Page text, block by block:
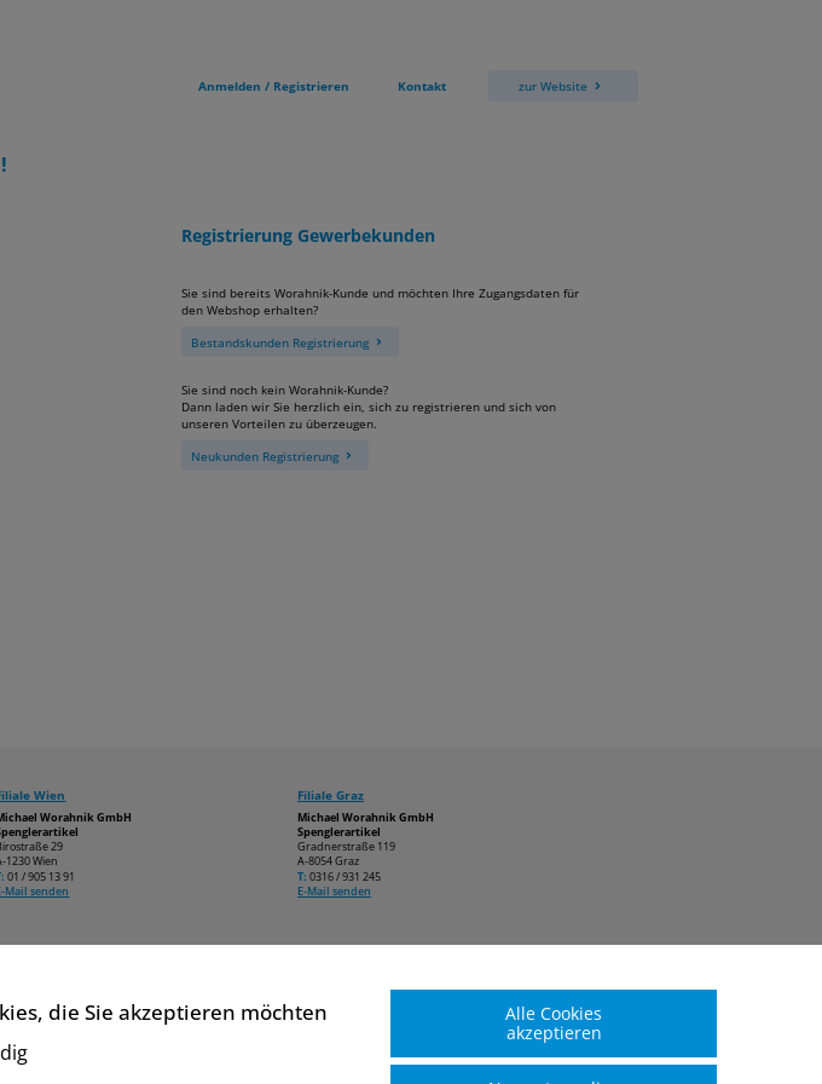
Anmelden / Registrieren Kontakt zur Website
Registrierung Gewerbekunden
Sie sind bereits Worahnik-Kunde und möchten Ihre Zugangsdaten für
den Webshop erhalten?
Bestandskunden Registrierung
Sie sind noch kein Worahnik-Kunde?
Dann laden wir Sie herzlich ein, sich zu registrieren und sich von
unseren Vorteilen zu überzeugen.
Neukunden Registrierung
Wien
Worahnik GmbH
29
1230 Wien
01 / 905 13 91
Mail senden
Filiale Graz
Michael Worahnik GmbH
Spenglerartikel
Gradnerstraße 119
A-8054 Graz
T: 0316 / 931 245
E-Mail senden
die Sie akzeptieren möchten
Alle Cookies
akzeptieren